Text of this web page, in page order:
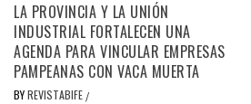
LA PROVINCIA Y LA UNIÓN
INDUSTRIAL FORTALECEN UNA
AGENDA PARA VINCULAR EMPRESAS
PAMPEANAS CON VACA MUERTA
BYREVISTABIFE /